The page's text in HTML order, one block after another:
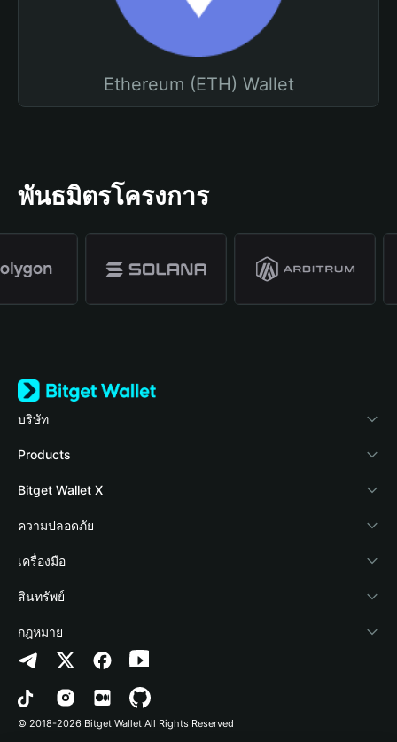
Ethereum (ETH) Wallet
พันธมิตรโครงการ
บริษัท
เกี่ยวกับ Bitget Wallet
Blog
Academy
ข่าวสารด้านคริปโต
ศูนย์ช่วยเหลือ
ติดต่อเรา
ทรัพยากรข้อมูลของแบรนด์
อาชีพ
Products
Crypto Card
Stablecoin Earn
Payfi Crypto
Crypto Swap API
Altcoin Season Index
Prediction Markets
DApp
Bitget Wallet X
นักพัฒนา
เชื่อมต่อ Wallet
Bitget Wallet Pay
ลิสต์โปรเจกต์
ความปลอดภัย
Protection Fund
เทคโนโลยีความปลอดภัย
เครื่องมือ
ซื้อคริปโต
การตรวจจับการอนุญาต
การตรวจจับสัญญา
การโอนเป็นชุด
สินทรัพย์
Arbitrum
Avalanche
Bitcoin
กฎหมาย
นโยบายความเป็นส่วนตัว
ข้อตกลงในการใช้บริการ
© 2018-2026 Bitget Wallet All Rights Reserved